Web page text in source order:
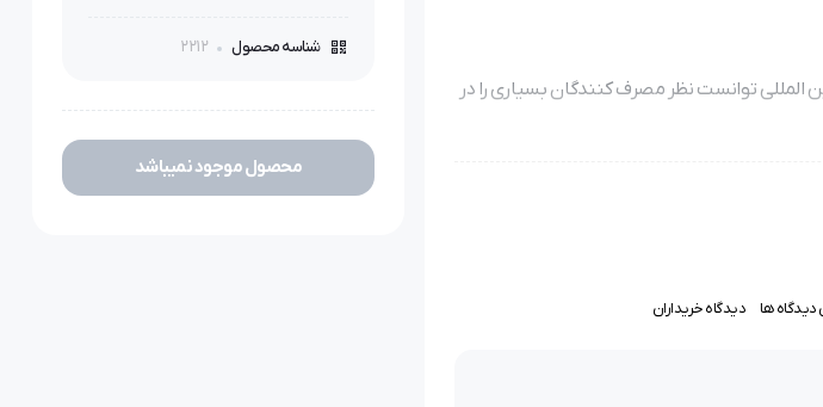
توانست نظر مصرف کنندگان بسیاری را در
دیدگاه ها دیدگاه خریداران
شناسه محصول 2212
محصول موجود نمیباشد